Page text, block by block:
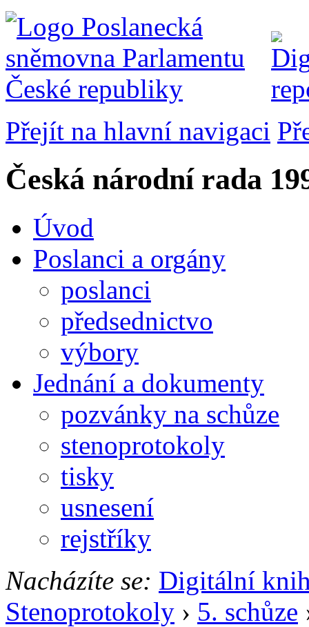
Přejít na hlavní navigaci
Česká národní rada
Úvod
Poslanci a orgány
poslanci
předsednictvo
výbory
Jednání a dokumenty
pozvánky na schůze
stenoprotokoly
tisky
usnesení
rejstříky
Nacházíte se: Digitální
Stenoprotokoly › 5. schůze